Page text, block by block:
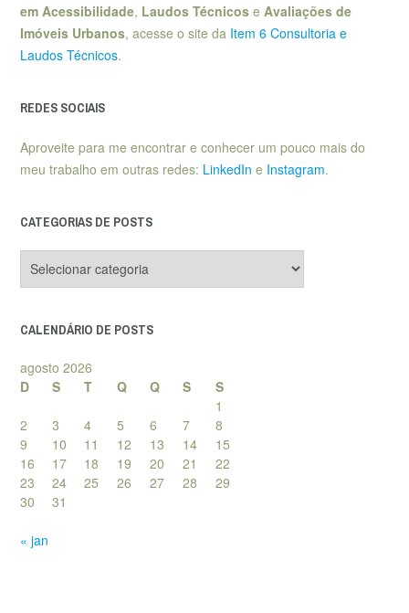
em Acessibilidade, Laudos Técnicos e Avaliações de
Imóveis Urbanos, acesse o site da Item 6 Consultoria e
Laudos Técnicos.
REDES SOCIAIS
Aproveite para me encontrar e conhecer um pouco mais do
meu trabalho em outras redes: LinkedIn e Instagram.
CATEGORIAS DE POSTS
de
CALENDÁRIO DE POSTS
agosto 2026
D
S T Q Q S
S
1
2
3 4 5 6 7
8
9
10 11 12 13 14
15
16
17 18 19 20 21
22
23
24 25 26 27 28
29
30
31
« jan